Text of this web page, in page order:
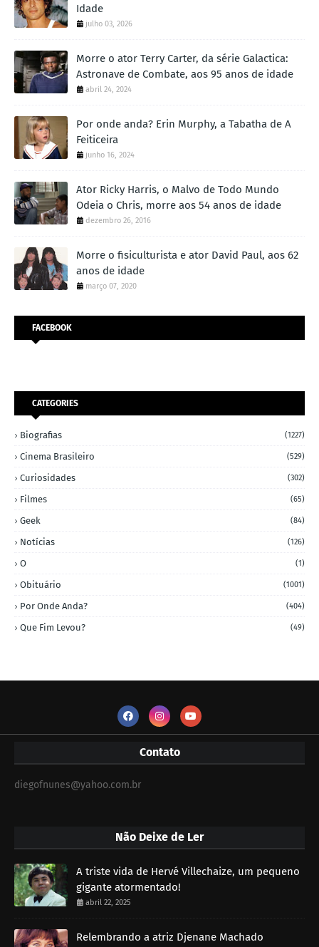
Idade
julho 03, 2026
Morre o ator Terry Carter, da série Galactica:
Astronave de Combate, aos 95 anos de idade
abril 24, 2024
Por onde anda? Erin Murphy, a Tabatha de A
Feiticeira
junho 16, 2024
Ator Ricky Harris, o Malvo de Todo Mundo
Odeia o Chris, morre aos 54 anos de idade
dezembro 26, 2016
Morre o fisiculturista e ator David Paul, aos 62
anos de idade
março 07, 2020
FACEBOOK
CATEGORIES
Biografias (1227)
Cinema Brasileiro (529)
Curiosidades (302)
Filmes (65)
Geek (84)
Notícias (126)
O (1)
Obituário (1001)
Por Onde Anda? (404)
Que Fim Levou? (49)
Contato
diegofnunes@yahoo.com.br
Não Deixe de Ler
A triste vida de Hervé Villechaize, um pequeno
gigante atormentado!
abril 22, 2025
Relembrando a atriz Djenane Machado